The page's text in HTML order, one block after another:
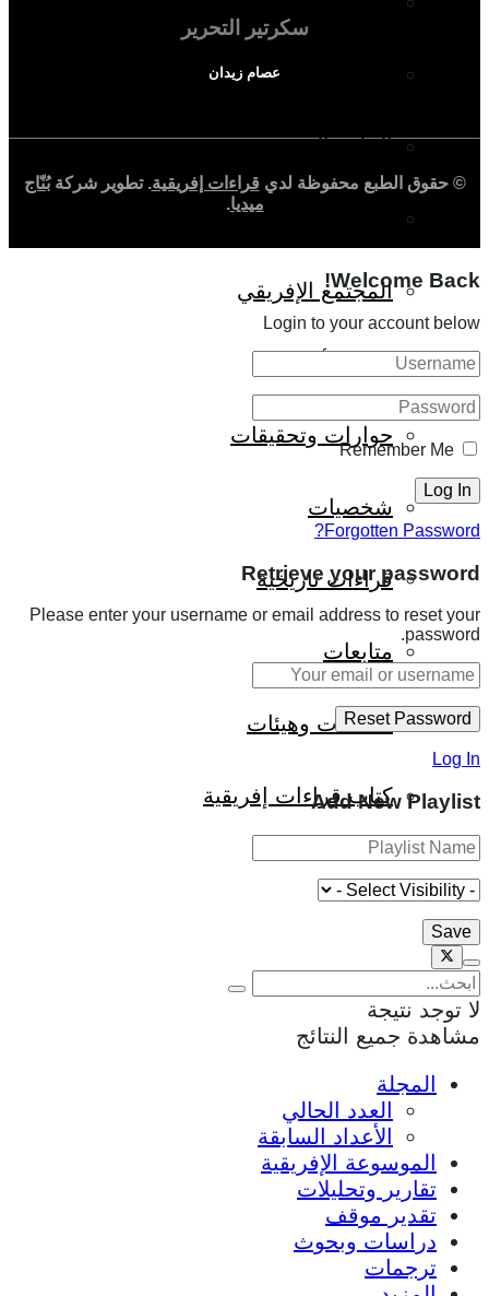
الحالة الدينية
الملف الإفريقي
الصحافة الإفريقية
المجتمع الإفريقي
حوارات وتحقيقات
شخصيات
قراءات تاريخية
متابعات
منظمات وهيئات
كتاب قراءات إفريقية
سكرتير التحرير
عصام زيدان
© حقوق الطبع محفوظة لدي قراءات إفريقية. تطوير شركةبُنّاج
ميديا.
Welcome Back!
Login to your account below
Remember Me
Forgotten Password?
Retrieve your password
Please enter your username or email address to reset your
password.
Log In
Add New Playlist
لا توجد نتيجة
مشاهدة جميع النتائج
المجلة
العدد الحالي
الأعداد السابقة
الموسوعة الإفريقية
تقارير وتحليلات
تقدير موقف
دراسات وبحوث
ترجمات